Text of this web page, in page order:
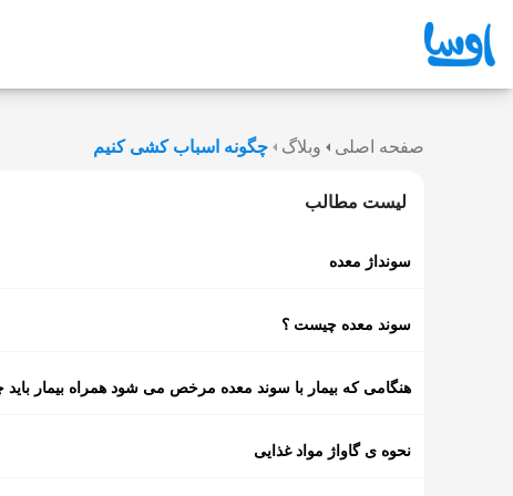
صفحه اصلی وبلاگ چگونه اسباب کشی کنیم
لیست مطالب
سونداژ معده
سوند معده چیست ؟
هنگامی که بیمار با سوند معده مرخص می شود همراه بیمار باید
نحوه ی گاواژ مواد غذایی